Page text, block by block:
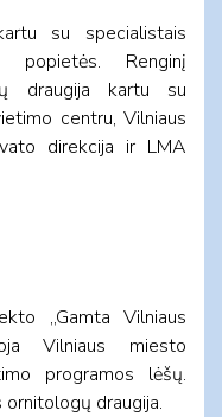
su specialistais
popietės. Renginį
draugija kartu su
centru, Vilniaus
direkcija ir LMA
„Gamta Vilniaus
Vilniaus miesto
programos lėšų.
draugija.